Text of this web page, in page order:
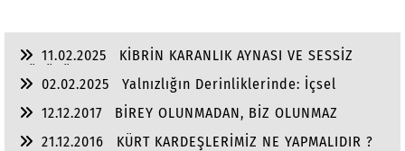
11.02.2025
KİBRİN KARANLIK AYNASI VE SESSİZ
02.02.2025
Yalnızlığın Derinliklerinde: İçsel
Yolculuğun Ardında
12.12.2017
BİREY OLUNMADAN, BİZ OLUNMAZ
21.12.2016
KÜRT KARDEŞLERİMİZ NE YAPMALIDIR ?